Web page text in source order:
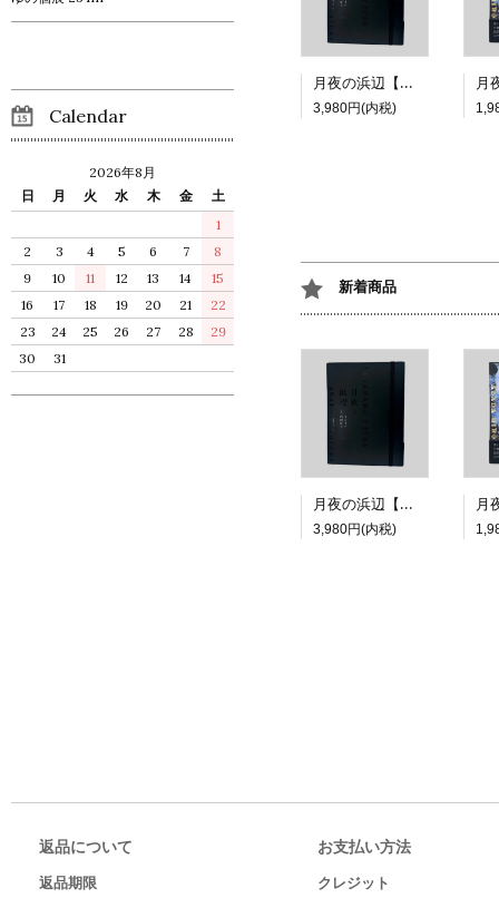
月夜の浜辺【特装版】
3,980円(内税)
新着商品
月夜の浜辺【特装版】
3,980円(内税)
Calendar
2026年8月
日
月 火 水 木 金
土
1
2
3 4 5 6 7
8
9
10 11 12 13 14
15
16
17 18 19 20 21
22
23
24 25 26 27 28
29
30
31
返品について
返品期限
お支払い方法
クレジット